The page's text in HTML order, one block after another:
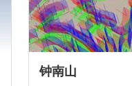
钟南山